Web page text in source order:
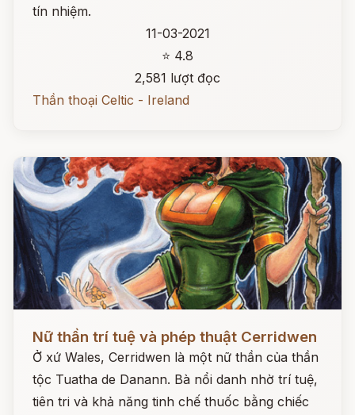
tín nhiệm.
11-03-2021
⭐ 4.8
2,581 lượt đọc
Thần thoại Celtic - Ireland
Nữ thần trí tuệ và phép thuật Cerridwen
Ở xứ Wales, Cerridwen là một nữ thần của thần
tộc Tuatha de Danann. Bà nổi danh nhờ trí tuệ,
tiên tri và khả năng tinh chế thuốc bằng chiếc